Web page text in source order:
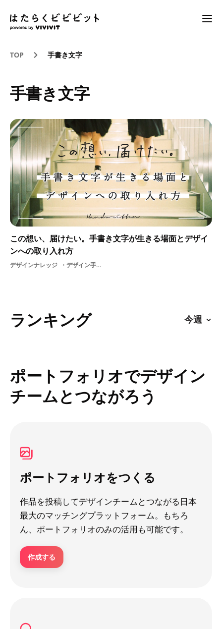
TOP 手書き文字
手書き文字
この想い、届けたい。手書き文字が生きる場面とデザイ
ンへの取り入れ方
デザインナレッジ デザイン手書き文字
ランキング
ポートフォリオでデザイン
チームとつながろう
ポートフォリオをつくる
作品を投稿してデザインチームとつながる日本
最大のマッチングプラットフォーム。もちろ
ん、ポートフォリオのみの活用も可能です。
作成する